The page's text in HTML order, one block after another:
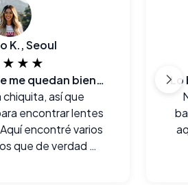
K., Seoul
Por fin lentes que me quedan bien... y al bolsillo también.
chiquita, así que
encontrar lentes
encontré varios
que de verdad me